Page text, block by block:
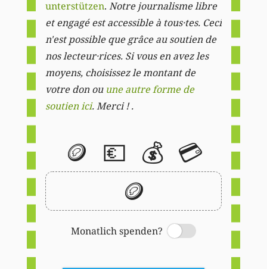
unterstützen. Notre journalisme libre
et engagé est accessible à tous·tes. Ceci
n'est possible que grâce au soutien de
nos lecteur·rices. Si vous en avez les
moyens, choisissez le montant de
votre don ou une autre forme de
soutien ici. Merci ! .
🪙 💶 💰 💳
🪙
Monatlich spenden?
Switch